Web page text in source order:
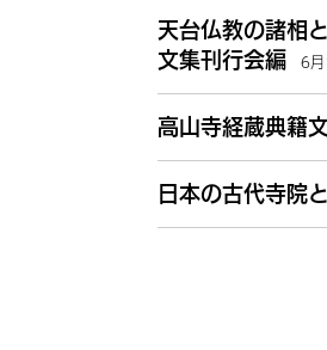
天台仏教の諸相
文集刊行会編
6
高山寺経蔵典籍
日本の古代寺院